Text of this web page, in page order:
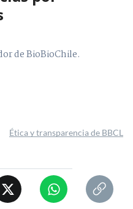
de BioBioChile.
Ética y transparencia de BBCL